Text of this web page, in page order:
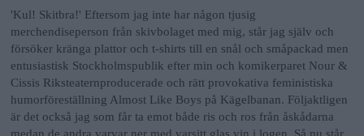
o
c
k
n
d
ä
r
m
e
'Kul! Skitbra!' Eftersom jag inte har någon tjusig
merchendiseperson från skivbolaget med mig, står jag själv och
försöker kränga plattor och t-shirts till en snål och småpackad men
entusiastisk Stockholmspublik efter min och komikerparet Nour &
Cissis Riksteaternproducerade och rätt provokativa feministiska
humorföreställning Almost Like Boys på Kägelbanan. Följaktligen
är det också jag som får ta emot både ris och ros från åskådarna